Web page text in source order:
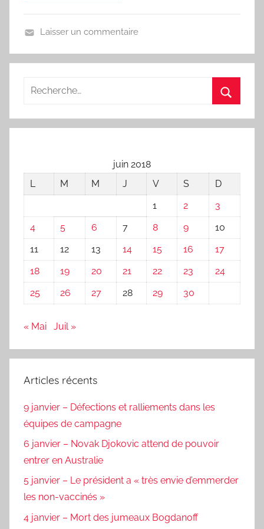
u
n
h
s
Laisser un commentaire
juin 2018
L
M M J V S
D
1
2
3
4
5 6 7 8 9
10
11
12 13 14 15 16
17
18
19 20 21 22 23
24
25
26 27 28 29 30
« Mai Juil »
Articles récents
9 janvier – Défections et ralliements dans les
équipes de campagne
6 janvier – Novak Djokovic attend de pouvoir
entrer en Australie
5 janvier – Le président a « très envie d’emmerder
les non-vaccinés »
4 janvier – Mort des jumeaux Bogdanoff